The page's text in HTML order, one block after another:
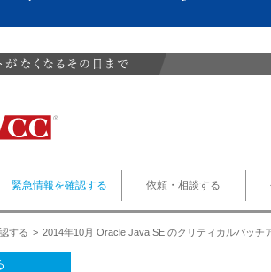
緊急情報を確認する 依頼・相談する
する 2014年10月 Oracle Java SE のクリティカルパッチ